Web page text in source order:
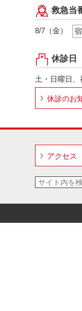
救急当
8/7（金）
休診日
土・日曜日
休診のお
アクセス